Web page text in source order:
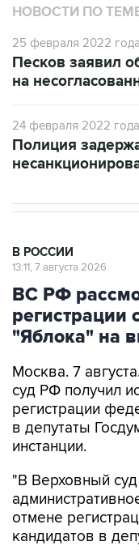
25 февраля 2022 года
на
ВС РФ
регистрации
"Яблока" на
Москва. 7
регистрации
в депутаты
инстанции.
"В Верховный суд
отмене
кандидатов в
девятого созыва,
партией